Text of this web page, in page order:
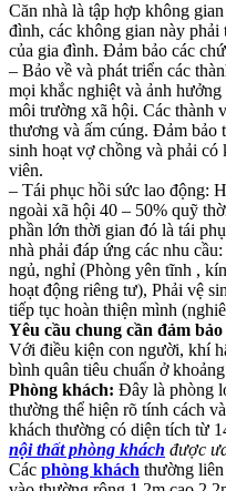
Căn nhà là tập hợp không
đình, các không gian này phải
của gia đình. Đảm bảo các
– Bảo về và phát triển các
mọi khắc nghiệt và ảnh
môi trường xã hội. Các thành
thương và ấm cúng. Đảm bảo
sinh hoạt vợ chồng và phải
viên.
– Tái phục hồi sức lao động:
ngoài xã hội 40 – 50% quỹ
phần lớn thời gian đó là tái
nhà phải đáp ứng các nhu
ngủ, nghỉ (Phòng yên tĩnh ,
hoạt động riêng tư), Phải vệ
tiếp tục hoàn thiện mình
Yêu cầu chung cần đảm
Với điều kiện con người, khí
bình quân tiêu chuẩn ở
Phòng khách: Đây là phòng
thường thể hiện rõ tính cách
khách thường có diện tích từ
nội thất phòng khách được
Các phòng khách thường